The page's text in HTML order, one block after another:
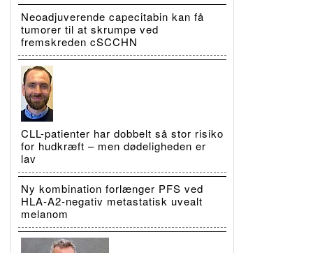
Neoadjuverende capecitabin kan få
tumorer til at skrumpe ved
fremskreden cSCCHN
CLL-patienter har dobbelt så stor risiko
for hudkræft – men dødeligheden er
lav
Ny kombination forlænger PFS ved
HLA-A2-negativ metastatisk uvealt
melanom